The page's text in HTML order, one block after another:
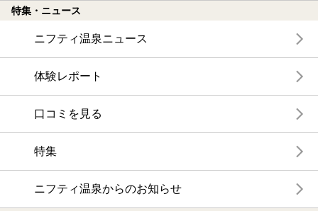
特集・ニュース
ニフティ温泉ニュース
体験レポート
口コミを見る
特集
ニフティ温泉からのお知らせ